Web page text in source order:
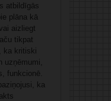
atbildīgās
plāna kā
aizliegt
tikpat
ka kritiski
uzņēmumi,
funkcionē.
ka